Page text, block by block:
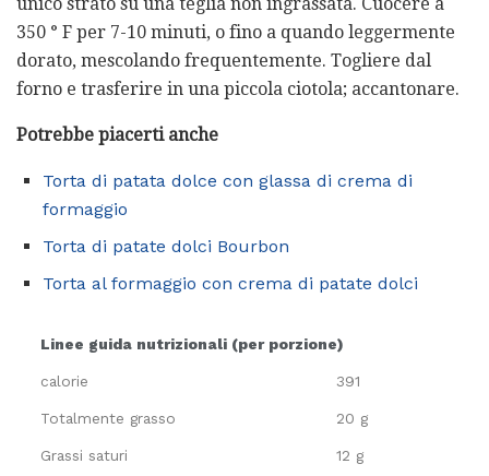
350 ° F per 7-10 minuti, o fino a quando leggermente
dorato, mescolando frequentemente. Togliere dal
forno e trasferire in una piccola ciotola; accantonare.
Potrebbe piacerti anche
Torta di patata dolce con glassa di crema di
formaggio
Torta di patate dolci Bourbon
Torta al formaggio con crema di patate dolci
Linee guida nutrizionali (per porzione)
calorie 391
Totalmente grasso 20 g
Grassi saturi 12 g